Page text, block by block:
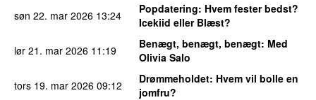
søn 22. mar 2026 13:24 Popdatering: Hvem fester bedst?
Icekiid eller Blæst?
lør 21. mar 2026 11:19 Benægt, benægt, benægt: Med
Olivia Salo
tors 19. mar 2026 09:12 Drømmeholdet: Hvem vil bolle en
jomfru?